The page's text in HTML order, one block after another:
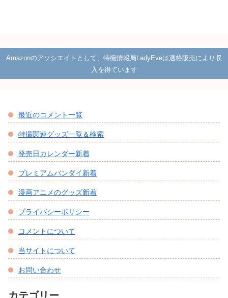
Amazonのアソシエイトとして、特撮情報局LadyEveは適格販売により収
入を得ています
最近のコメント一覧
特撮関連グッズ一覧＆検索
発売日カレンダー新着
プレミアムバンダイ新着
漫画アニメのグッズ新着
プライバシーポリシー
コメントについて
当サイトについて
お問い合わせ
カテゴリー